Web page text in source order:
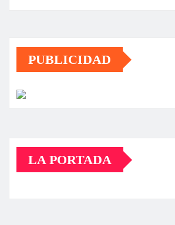
PUBLICIDAD
LA PORTADA